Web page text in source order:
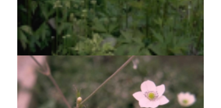
Anemoon
Anemone cylindrica